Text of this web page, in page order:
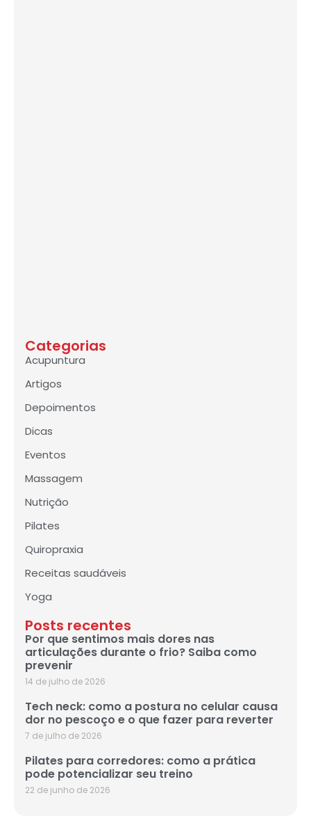
Categorias
Acupuntura
Artigos
Depoimentos
Dicas
Eventos
Massagem
Nutrição
Pilates
Quiropraxia
Receitas saudáveis
Yoga
Posts recentes
Por que sentimos mais dores nas
articulações durante o frio? Saiba como
prevenir
14 de julho de 2026
Tech neck: como a postura no celular causa
dor no pescoço e o que fazer para reverter
7 de julho de 2026
Pilates para corredores: como a prática
pode potencializar seu treino
22 de junho de 2026